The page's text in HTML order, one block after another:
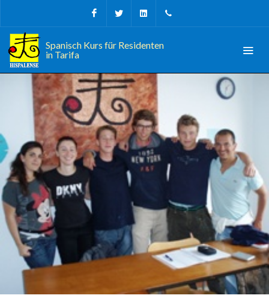
FacebookTwitter Linkedin
Spanisch Kurs für Residenten
in Tarifa